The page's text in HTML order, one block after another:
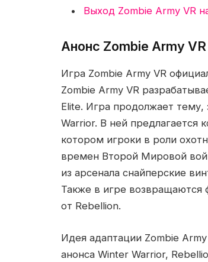
Выход Zombie Army VR
Анонс Zombie Army
Игра Zombie Army VR
Zombie Army VR
Elite. Игра продолжает тему,
Warrior. В ней предлагается
котором игроки в роли
времен Второй Мировой
из арсенала снайперские
Также в игре возвращаются
от Rebellion.
Идея адаптации Zombie
анонса Winter Warrior,